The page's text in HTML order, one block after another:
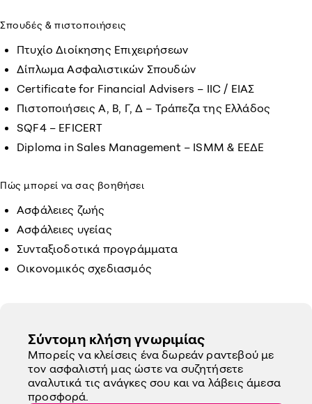
Σπουδές & πιστοποιήσεις
Πτυχίο Διοίκησης Επιχειρήσεων
Δίπλωμα Ασφαλιστικών Σπουδών
Certificate for Financial Advisers – IIC / ΕΙΑΣ
Πιστοποιήσεις Α, Β, Γ, Δ – Τράπεζα της Ελλάδος
SQF4 – EFICERT
Diploma in Sales Management – ISMM & ΕΕΔΕ
Πώς μπορεί να σας βοηθήσει
Ασφάλειες ζωής
Ασφάλειες υγείας
Συνταξιοδοτικά προγράμματα
Οικονομικός σχεδιασμός
Σύντομη κλήση γνωριμίας
Μπορείς να κλείσεις ένα δωρεάν ραντεβού με
τον ασφαλιστή μας ώστε να συζητήσετε
αναλυτικά τις ανάγκες σου και να λάβεις άμεσα
προσφορά.